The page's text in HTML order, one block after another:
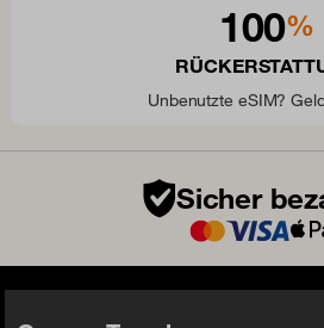
100%
Unbenutzte eSIM?
Sicher